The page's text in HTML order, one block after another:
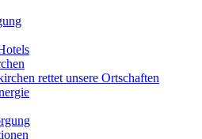
rettet unsere Ortschaften